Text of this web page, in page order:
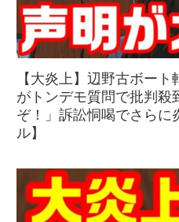
【大炎上】辺野古ボー
がトンデモ質問で批判
ぞ！」訴訟恫喝でさらに
ル】